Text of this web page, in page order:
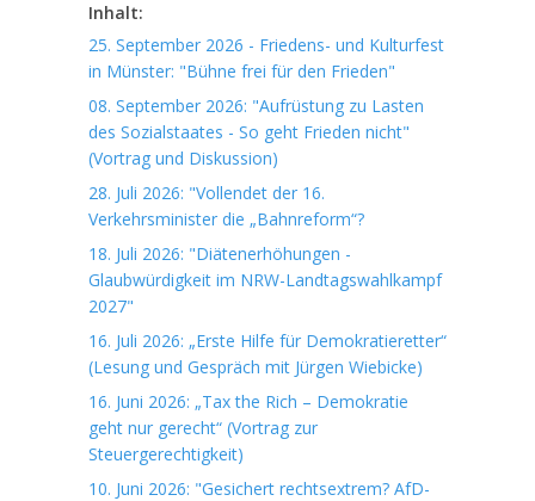
Inhalt:
25. September 2026 - Friedens- und Kulturfest
in Münster: "Bühne frei für den Frieden"
08. September 2026: "Aufrüstung zu Lasten
des Sozialstaates - So geht Frieden nicht"
(Vortrag und Diskussion)
28. Juli 2026: "Vollendet der 16.
Verkehrsminister die „Bahnreform“?
18. Juli 2026: "Diätenerhöhungen -
Glaubwürdigkeit im NRW-Landtagswahlkampf
2027"
16. Juli 2026: „Erste Hilfe für Demokratieretter“
(Lesung und Gespräch mit Jürgen Wiebicke)
16. Juni 2026: „Tax the Rich – Demokratie
geht nur gerecht“ (Vortrag zur
Steuergerechtigkeit)
10. Juni 2026: "Gesichert rechtsextrem? AfD-